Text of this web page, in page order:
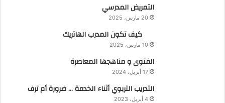
التمريض المدرسي
20 مارس، 2025
كيف تكون المدرب الهاتريك
10 مارس، 2025
الفتوى و مناهجها المعاصرة
17 أبريل، 2024
التدريب التربوي أثناء الخدمة … ضرورة أم ترف
4 أبريل، 2023